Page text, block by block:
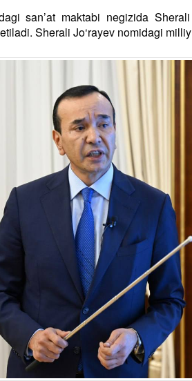
san’at maktabi negizida
Sherali Jo‘rayev nomidagi